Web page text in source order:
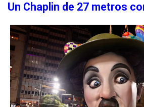
Un Chaplin de 27 metros